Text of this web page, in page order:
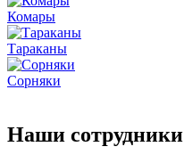
Комары
Тараканы
Сорняки
Наши сотрудники